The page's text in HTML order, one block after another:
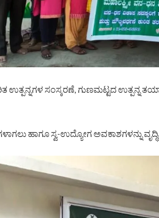
ಉತ್ಪನ್ನಗಳ ಸಂಸ್ಕರಣೆ, ಗುಣಮಟ್ಟದ ಉತ್ಪನ್ನ
ಹಾಗೂ ಸ್ವ-ಉದ್ಯೋಗ ಅವಕಾಶಗಳನ್ನು